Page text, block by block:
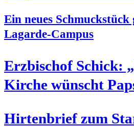
Ein neu­es
Lagarde-Campus
Erz­bi­schof Schick:
Kir­che wünscht
Hir­ten­brief zum